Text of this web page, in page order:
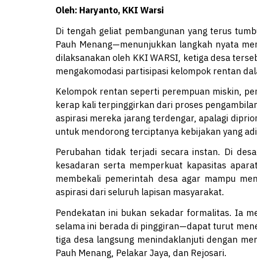
Oleh: Haryanto, KKI Warsi
Di tengah geliat pembangunan yang terus
Pauh Menang—menunjukkan langkah nyata
dilaksanakan oleh KKI WARSI, ketiga desa
mengakomodasi partisipasi kelompok rentan
Kelompok rentan seperti perempuan miskin,
kerap kali terpinggirkan dari proses
aspirasi mereka jarang terdengar, apalagi
untuk mendorong terciptanya kebijakan yang
Perubahan tidak terjadi secara instan. Di
kesadaran serta memperkuat kapasitas
membekali pemerintah desa agar mampu
aspirasi dari seluruh lapisan masyarakat.
Pendekatan ini bukan sekadar formalitas. Ia
selama ini berada di pinggiran—dapat turut
tiga desa langsung menindaklanjuti dengan
Pauh Menang, Pelakar Jaya, dan Rejosari.